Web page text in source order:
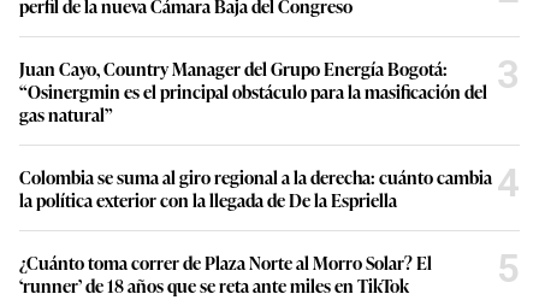
perfil de la nueva Cámara Baja del Congreso
Juan Cayo, Country Manager del Grupo Energía Bogotá:
“Osinergmin es el principal obstáculo para la masificación del
gas natural”
3
Colombia se suma al giro regional a la derecha: cuánto cambia
la política exterior con la llegada de De la Espriella
4
¿Cuánto toma correr de Plaza Norte al Morro Solar? El
‘runner’ de 18 años que se reta ante miles en TikTok
5